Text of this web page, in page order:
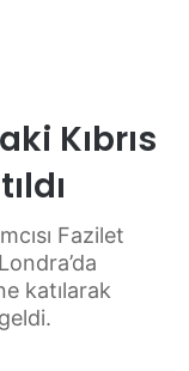
Kıbrıs
Fazilet
katılarak